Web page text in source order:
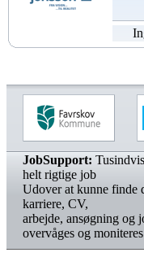
JobSupport:
helt rigtige job
Udover at kunne finde
karriere, CV,
arbejde, ansøgning og
overvåges og